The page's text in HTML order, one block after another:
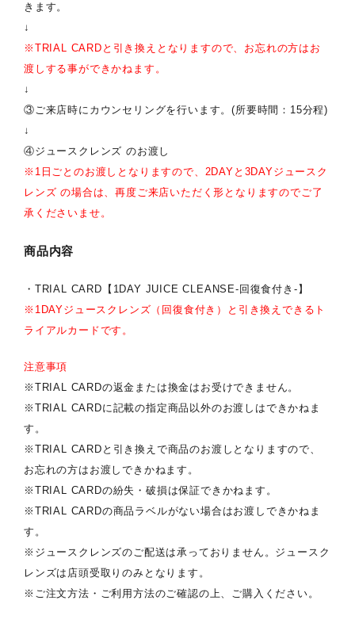
きます。
↓
※TRIAL CARDと引き換えとなりますので、お忘れの方はお
渡しする事ができかねます。
↓
③ご来店時にカウンセリングを行います。(所要時間：15分程)
↓
④ジュースクレンズ のお渡し
※1日ごとのお渡しとなりますので、2DAYと3DAYジュースク
レンズ の場合は、再度ご来店いただく形となりますのでご了
承くださいませ。
商品内容
・TRIAL CARD【1DAY JUICE CLEANSE-回復食付き-】
※1DAYジュースクレンズ（回復食付き）と引き換えできるト
ライアルカードです。
注意事項
※TRIAL CARDの返金または換金はお受けできません。
※TRIAL CARDに記載の指定商品以外のお渡しはできかねま
す。
※TRIAL CARDと引き換えで商品のお渡しとなりますので、
お忘れの方はお渡しできかねます。
※TRIAL CARDの紛失・破損は保証できかねます。
※TRIAL CARDの商品ラベルがない場合はお渡しできかねま
す。
※ジュースクレンズのご配送は承っておりません。ジュースク
レンズは店頭受取りのみとなります。
※ご注文方法・ご利用方法のご確認の上、ご購入ください。